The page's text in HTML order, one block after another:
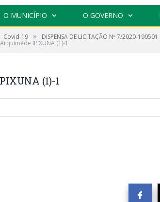
O MUNICÍPIO O GOVERNO
Covid-19 » DISPENSA DE LICITAÇÃO Nº 7/2020-190501
IPIXUNA (1)-1
(1)-1